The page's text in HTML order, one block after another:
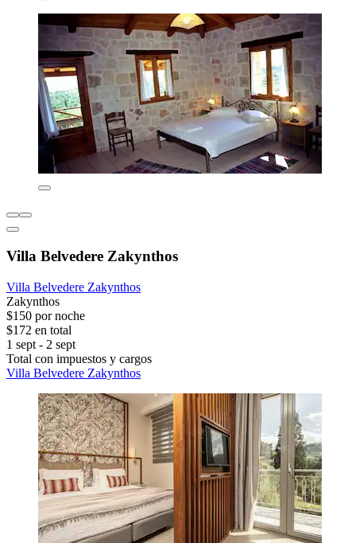
Villa Belvedere Zakynthos
Villa Belvedere Zakynthos
Zakynthos
$150 por noche
$172 en total
1 sept - 2 sept
Total con impuestos y cargos
Villa Belvedere Zakynthos